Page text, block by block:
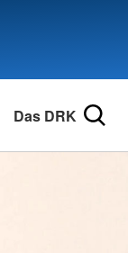
Das DRK